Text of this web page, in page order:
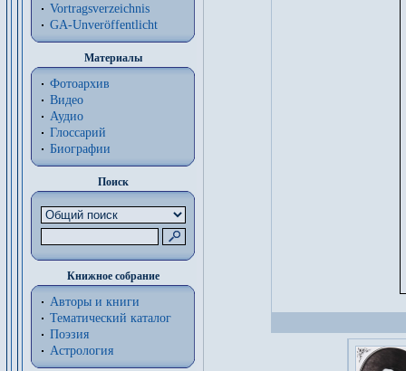
Vortragsverzeichnis
GA-Unveröffentlicht
Материалы
Фотоархив
Видео
Аудио
Глоссарий
Биографии
Поиск
Книжное собрание
Авторы и книги
Тематический каталог
Поэзия
Астрология